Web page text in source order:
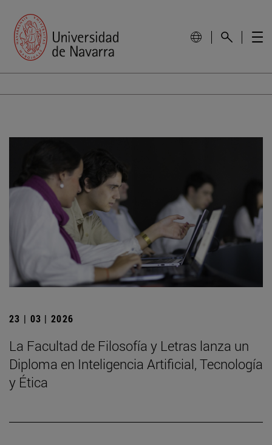
23 | 03 | 2026
La Facultad de Filosofía y Letras lanza un
Diploma en Inteligencia Artificial, Tecnología
y Ética